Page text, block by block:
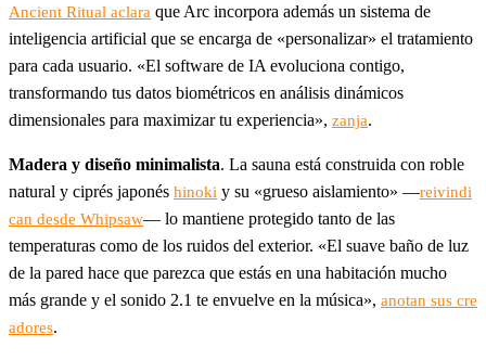
Ancient Ritual aclara que Arc incorpora además un sistema de
inteligencia artificial que se encarga de «personalizar» el tratamiento
para cada usuario. «El software de IA evoluciona contigo,
transformando tus datos biométricos en análisis dinámicos
dimensionales para maximizar tu experiencia», zanja.
Madera y diseño minimalista. La sauna está construida con roble
natural y ciprés japonés hinoki y su «grueso aislamiento» —reivindi
can desde Whipsaw— lo mantiene protegido tanto de las
temperaturas como de los ruidos del exterior. «El suave baño de luz
de la pared hace que parezca que estás en una habitación mucho
más grande y el sonido 2.1 te envuelve en la música», anotan sus cre
adores.